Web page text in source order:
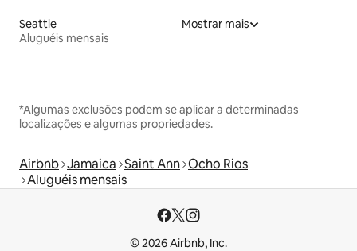
Seattle
Aluguéis mensais
Mostrar mais
*Algumas exclusões podem se aplicar a determinadas
localizações e algumas propriedades.
Airbnb Jamaica Saint Ann Ocho Rios
Aluguéis mensais
© 2026 Airbnb, Inc.